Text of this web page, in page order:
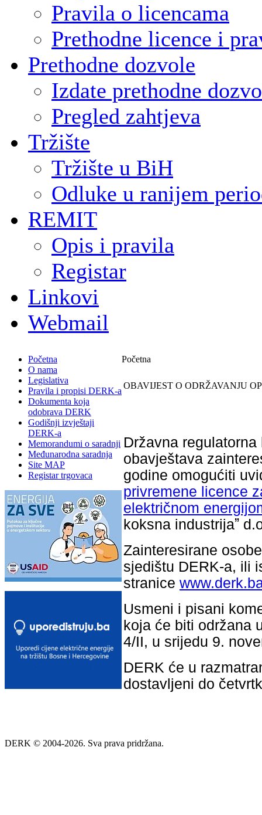
Pravila o licencama
Prethodne licence i
Prethodne dozvole
Izdate prethodne
Pregled zahtjeva
Tržište
Tržište u BiH
Odluke u ranijem
REMIT
Opis i pravila
Registar
Linkovi
Webmail
Početna
O nama
Legislativa
Pravila i propisi DERK-a
Dokumenta koja
odobrava DERK
Godišnji izvještaji
DERK-a
Memorandumi o saradnji
Međunarodna saradnja
Site MAP
Registar trgovaca
Početna
OBAVIJEST O ODRŽAVANJU
Državna
obavještava
godine omogućiti
privremene licence
električnom
koksna industrijaˮ
Zainteresirane
sjedištu DERK-a, ili
stranice
Usmeni i pisani
koja će biti održana
4/II, u srijedu 9.
DERK će u
dostavljeni do
DERK © 2004-2026. Sva prava pridržana.